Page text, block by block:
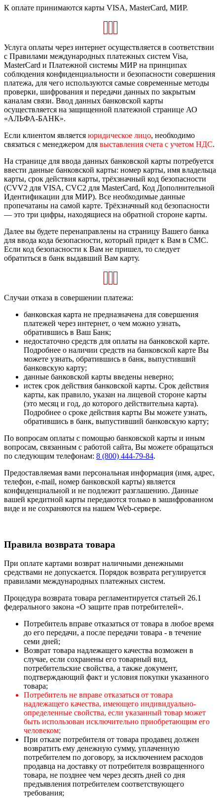
К оплате принимаются карты VISA, MasterCard, МИР.
Услуга оплаты через интернет осуществляется в соответствии
с Правилами международных платежных систем Visa,
MasterCard и Платежной системы МИР на принципах
соблюдения конфиденциальности и безопасности совершения
платежа, для чего используются самые современные методы
проверки, шифрования и передачи данных по закрытым
каналам связи. Ввод данных банковской карты
осуществляется на защищенной платежной странице АО
«АЛЬФА-БАНК».
Если клиентом является юридическое лицо, необходимо
связаться с менеджером для выставления счета с учетом НДС.
На странице для ввода данных банковской карты потребуется
ввести данные банковской карты: номер карты, имя владельца
карты, срок действия карты, трёхзначный код безопасности
(CVV2 для VISA, CVC2 для MasterCard, Код Дополнительной
Идентификации для МИР). Все необходимые данные
пропечатаны на самой карте. Трёхзначный код безопасности
— это три цифры, находящиеся на обратной стороне карты.
Далее вы будете перенаправлены на страницу Вашего банка
для ввода кода безопасности, который придет к Вам в СМС.
Если код безопасности к Вам не пришел, то следует
обратиться в банк выдавший Вам карту.
Случаи отказа в совершении платежа:
банковская карта не предназначена для совершения
платежей через интернет, о чем можно узнать,
обратившись в Ваш Банк;
недостаточно средств для оплаты на банковской карте.
Подробнее о наличии средств на банковской карте Вы
можете узнать, обратившись в банк, выпустивший
банковскую карту;
данные банковской карты введены неверно;
истек срок действия банковской карты. Срок действия
карты, как правило, указан на лицевой стороне карты
(это месяц и год, до которого действительна карта).
Подробнее о сроке действия карты Вы можете узнать,
обратившись в банк, выпустивший банковскую карту;
По вопросам оплаты с помощью банковской карты и иным
вопросам, связанным с работой сайта, Вы можете обращаться
по следующим телефонам: 8 (800) 444-79-84.
Предоставляемая вами персональная информация (имя, адрес,
телефон, e-mail, номер банковской карты) является
конфиденциальной и не подлежит разглашению. Данные
вашей кредитной карты передаются только в зашифрованном
виде и не сохраняются на нашем Web-сервере.
Правила возврата товара
При оплате картами возврат наличными денежными
средствами не допускается. Порядок возврата регулируется
правилами международных платежных систем.
Процедура возврата товара регламентируется статьей 26.1
федерального закона «О защите прав потребителей».
Потребитель вправе отказаться от товара в любое время
до его передачи, а после передачи товара - в течение
семи дней;
Возврат товара надлежащего качества возможен в
случае, если сохранены его товарный вид,
потребительские свойства, а также документ,
подтверждающий факт и условия покупки указанного
товара;
Потребитель не вправе отказаться от товара
надлежащего качества, имеющего индивидуально-
определенные свойства, если указанный товар может
быть использован исключительно приобретающим его
человеком;
При отказе потребителя от товара продавец должен
возвратить ему денежную сумму, уплаченную
потребителем по договору, за исключением расходов
продавца на доставку от потребителя возвращенного
товара, не позднее чем через десять дней со дня
предъявления потребителем соответствующего
требования;